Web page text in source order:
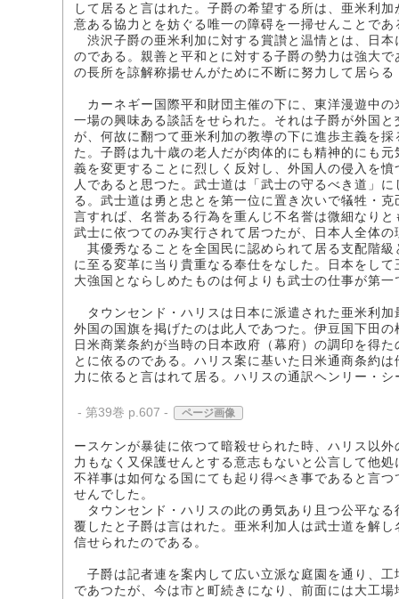
して居ると言はれた。子爵の希望する所は、亜米利
意ある協力とを妨ぐる唯一の障碍を一掃せんことであ
渋沢子爵の亜米利加に対する賞讃と温情とは、日
のである。親善と平和とに対する子爵の勢力は強大
の長所を諒解称揚せんがために不断に努力して居らる
カーネギー国際平和財団主催の下に、東洋漫遊中
一場の興味ある談話をせられた。それは子爵が外国
が、何故に翻つて亜米利加の教導の下に進歩主義を
た。子爵は九十歳の老人だが肉体的にも精神的にも
義を変更することに烈しく反対し、外国人の侵入を
人であると思つた。武士道は「武士の守るべき道」
る。武士道は勇と忠とを第一位に置き次いで犠牲・
言すれば、名誉ある行為を重んじ不名誉は微細なり
武士に依つてのみ実行されて居つたが、日本人全体
其優秀なることを全国民に認められて居る支配階
に至る変革に当り貴重なる奉仕をなした。日本をし
大強国とならしめたものは何よりも武士の仕事が第一
タウンセンド・ハリスは日本に派遣された亜米利
外国の国旗を掲げたのは此人であつた。伊豆国下田
日米商業条約が当時の日本政府（幕府）の調印を得
とに依るのである。ハリス案に基いた日米通商条約
力に依ると言はれて居る。ハリスの通訳ヘンリー・
- 第39巻 p.607 - ページ画像
ースケンが暴徒に依つて暗殺せられた時、ハリス以
力もなく又保護せんとする意志もないと公言して他
不祥事は如何なる国にても起り得べき事であると言
せんでした。
タウンセンド・ハリスの此の勇気あり且つ公平な
覆したと子爵は言はれた。亜米利加人は武士道を解
信せられたのである。
子爵は記者連を案内して広い立派な庭園を通り、
であつたが、今は市と町続きになり、前面には大工